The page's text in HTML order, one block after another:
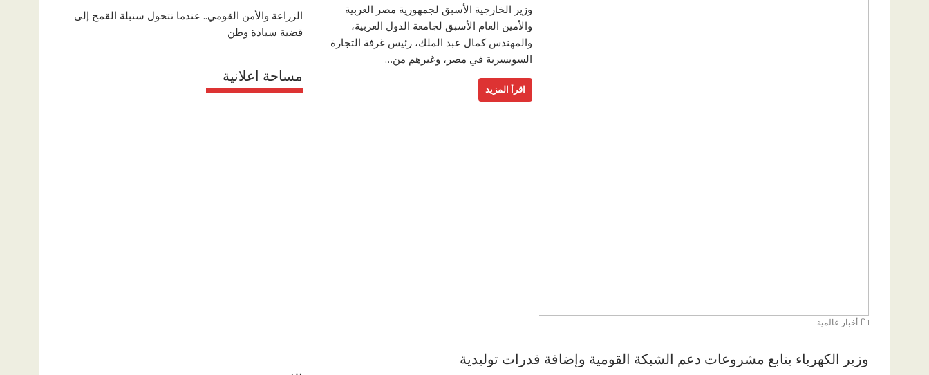
وزير الخارجية الأسبق لجمهورية مصر العربية
والأمين العام الأسبق لجامعة الدول العربية،
والمهندس كمال عبد الملك، رئيس غرفة التجارة
السويسرية في مصر، وغيرهم من…
اقرأ المزيد
أخبار عالمية
وزير الكهرباء يتابع مشروعات دعم الشبكة القومية وإضافة قدرات توليدية
الزراعة والأمن القومي.. عندما تتحول سنبلة القمح إلى
قضية سيادة وطن
مساحة اعلانية